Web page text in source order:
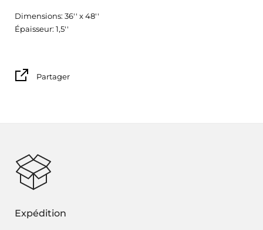
Dimensions: 36'' x 48''
Épaisseur: 1,5''
Partager
Expédition